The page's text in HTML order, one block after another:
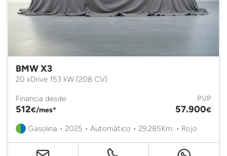
BMW X3
20 xDrive 153 kW (208 CV)
Financia desde
512€/mes*
PVP
57.900€
Gasolina • 2025 • Automático • 29.285Km. • Rojo